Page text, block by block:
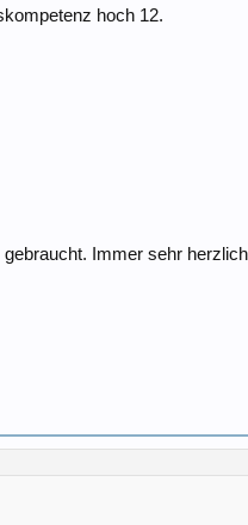
hoch 12.
Immer sehr